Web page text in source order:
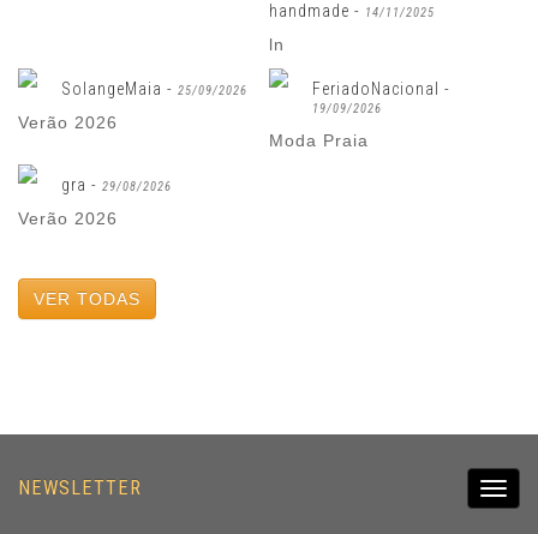
handmade - 14/11/2025
ln
SolangeMaia - 25/09/2026
Verão 2026
FeriadoNacional -
19/09/2026
Moda Praia
gra - 29/08/2026
Verão 2026
VER TODAS
NEWSLETTER